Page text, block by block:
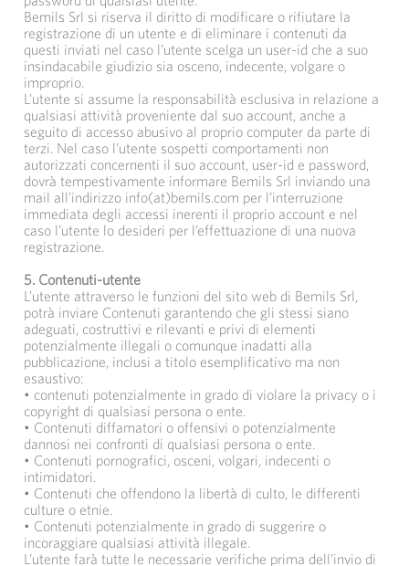
Bemils Srl si riserva il diritto di modificare o rifiutare la
registrazione di un utente e di eliminare i contenuti da
questi inviati nel caso l’utente scelga un user-id che a suo
insindacabile giudizio sia osceno, indecente, volgare o
improprio.
L’utente si assume la responsabilità esclusiva in relazione a
qualsiasi attività proveniente dal suo account, anche a
seguito di accesso abusivo al proprio computer da parte di
terzi. Nel caso l’utente sospetti comportamenti non
autorizzati concernenti il suo account, user-id e password,
dovrà tempestivamente informare Bemils Srl inviando una
mail all’indirizzo info(at)bemils.com per l’interruzione
immediata degli accessi inerenti il proprio account e nel
caso l’utente lo desideri per l’effettuazione di una nuova
registrazione.
5. Contenuti-utente
L’utente attraverso le funzioni del sito web di Bemils Srl,
potrà inviare Contenuti garantendo che gli stessi siano
adeguati, costruttivi e rilevanti e privi di elementi
potenzialmente illegali o comunque inadatti alla
pubblicazione, inclusi a titolo esemplificativo ma non
esaustivo:
• contenuti potenzialmente in grado di violare la privacy o i
copyright di qualsiasi persona o ente.
• Contenuti diffamatori o offensivi o potenzialmente
dannosi nei confronti di qualsiasi persona o ente.
• Contenuti pornografici, osceni, volgari, indecenti o
intimidatori.
• Contenuti che offendono la libertà di culto, le differenti
culture o etnie.
• Contenuti potenzialmente in grado di suggerire o
incoraggiare qualsiasi attività illegale.
L’utente farà tutte le necessarie verifiche prima dell’invio di